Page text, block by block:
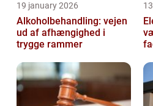
19 january 2026
Alkoholbehandling: vejen
ud af afhængighed i
trygge rammer